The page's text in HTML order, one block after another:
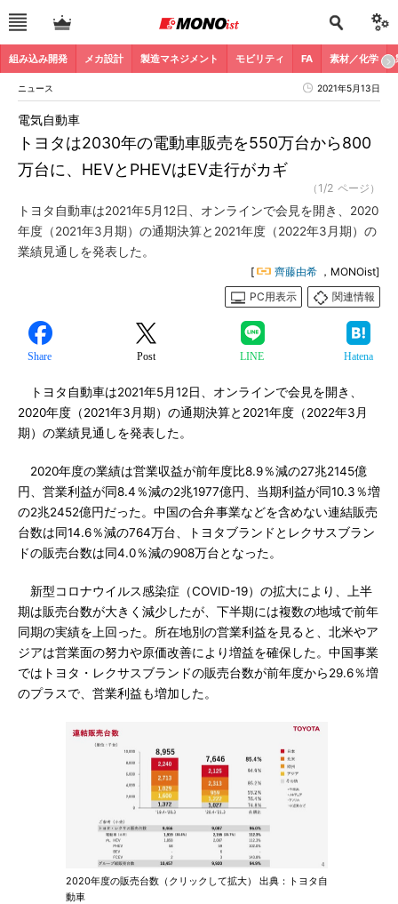
組み込み開発 メカ設計 製造マネジメント モビリティ FA 素材／化学
ニュース 2021年5月13日
トヨタは2030年の電動車販売を550万台から800
万台に、HEVとPHEVはEV走行がカギ
電気自動車
（1/2 ページ）
トヨタ自動車は2021年5月12日、オンラインで会見を開き、2020
年度（2021年3月期）の通期決算と2021年度（2022年3月期）の
業績見通しを発表した。
[ 齊藤由希 ，MONOist]
PC用表示
関連情報
Share Post LINE Hatena
トヨタ自動車は2021年5月12日、オンラインで会見を開き、
2020年度（2021年3月期）の通期決算と2021年度（2022年3月
期）の業績見通しを発表した。
2020年度の業績は営業収益が前年度比8.9％減の27兆2145億
円、営業利益が同8.4％減の2兆1977億円、当期利益が同10.3％増
の2兆2452億円だった。中国の合弁事業などを含めない連結販売
台数は同14.6％減の764万台、トヨタブランドとレクサスブラン
ドの販売台数は同4.0％減の908万台となった。
新型コロナウイルス感染症（COVID-19）の拡大により、上半
期は販売台数が大きく減少したが、下半期には複数の地域で前年
同期の実績を上回った。所在地別の営業利益を見ると、北米やア
ジアは営業面の努力や原価改善により増益を確保した。中国事業
ではトヨタ・レクサスブランドの販売台数が前年度から29.6％増
のプラスで、営業利益も増加した。
2020年度の販売台数（クリックして拡大） 出典：トヨタ自
動車